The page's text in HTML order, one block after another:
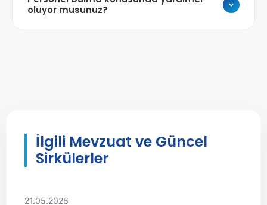
türlü tazminat (kıdem, ihbar) hesaplamalarını
oluyor musunuz?
İlgili Mevzuat ve Güncel
Sirkülerler
21.05.2026